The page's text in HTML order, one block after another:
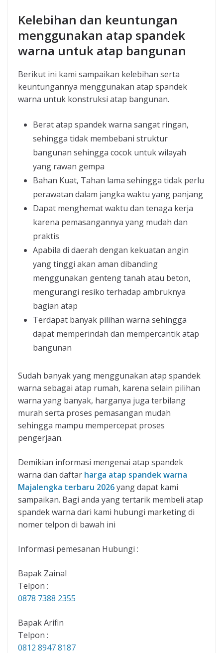
Kelebihan dan keuntungan
menggunakan atap spandek
warna untuk atap bangunan
Berikut ini kami sampaikan kelebihan serta
keuntungannya menggunakan atap spandek
warna untuk konstruksi atap bangunan.
Berat atap spandek warna sangat ringan,
sehingga tidak membebani struktur
bangunan sehingga cocok untuk wilayah
yang rawan gempa
Bahan Kuat, Tahan lama sehingga tidak perlu
perawatan dalam jangka waktu yang panjang
Dapat menghemat waktu dan tenaga kerja
karena pemasangannya yang mudah dan
praktis
Apabila di daerah dengan kekuatan angin
yang tinggi akan aman dibanding
menggunakan genteng tanah atau beton,
mengurangi resiko terhadap ambruknya
bagian atap
Terdapat banyak pilihan warna sehingga
dapat memperindah dan mempercantik atap
bangunan
Sudah banyak yang menggunakan atap spandek
warna sebagai atap rumah, karena selain pilihan
warna yang banyak, harganya juga terbilang
murah serta proses pemasangan mudah
sehingga mampu mempercepat proses
pengerjaan.
Demikian informasi mengenai atap spandek
warna dan daftar harga atap spandek warna
Majalengka terbaru 2026yang dapat kami
sampaikan. Bagi anda yang tertarik membeli atap
spandek warna dari kami hubungi marketing di
nomer telpon di bawah ini
Informasi pemesanan Hubungi :
Bapak Zainal
Telpon :
0878 7388 2355
Bapak Arifin
Telpon :
0812 8947 8187